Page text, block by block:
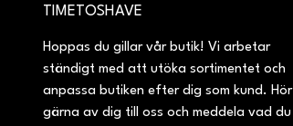
TIMETOSHAVE
Hoppas du gillar vår butik! Vi arbetar
ständigt med att utöka sortimentet och
anpassa butiken efter dig som kund. Hör
gärna av dig till oss och meddela vad du